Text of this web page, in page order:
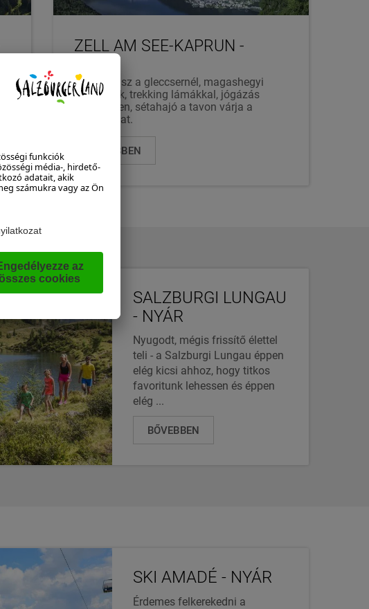
ZELL AM SEE-KAPRUN -
Kilátóterasz a gleccsernél, magashegyi
víztározók, trekking lámákkal, jógázás
alpesi réten, sétahajó a tavon várja a
látogatókat.
BŐVEBBEN
SALZBURGI LUNGAU
- NYÁR
Nyugodt, mégis frissítő élettel
teli - a Salzburgi Lungau éppen
elég kicsi ahhoz, hogy titkos
favoritunk lehessen és éppen
elég ...
BŐVEBBEN
SKI AMADÉ - NYÁR
Érdemes felkerekedni a